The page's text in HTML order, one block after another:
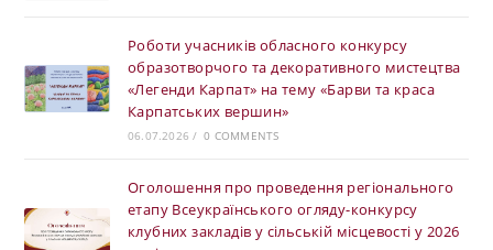
Роботи учасників обласного конкурсу
образотворчого та декоративного мистецтва
«Легенди Карпат» на тему «Барви та краса
Карпатських вершин»
06.07.2026 / 0 COMMENTS
Оголошення про проведення регіонального
етапу Всеукраїнського огляду-конкурсу
клубних закладів у сільській місцевості у 2026